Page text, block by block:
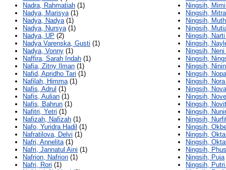
Nadra, Rahmatiah (1)
Nadya, Marisya(1)
Nadya, Nadya(1)
Nadya, Nursya(1)
Nadya, UP (2)
Nadya Varenska, Gusti (1)
Nadya, Vonny (1)
Naffira, Sarah Indah (1)
Nafia, Zitny Ilman (1)
Nafid, Apridho Tari (1)
Nafilah, Himma(1)
Nafis, Adrul (1)
Nafis, Aulian (1)
Nafis, Bahrun (1)
Nafitri, Yetri (1)
Nafizah, Nafizah (1)
Nafo, Yuridra Hadil (1)
Nafratilova, Delvi (1)
Nafri, Annelita(1)
Nafri, Jannatul Aini (1)
Nafrion, Nafrion (1)
Nafri, Rori (1)
Ningsih,
Ningsih,
Ningsih,
Ningsih,
Ningsih,
Ningsih,
Ningsih,
Ningsih,
Ningsih,
Ningsih,
Ningsih,
Ningsih,
Ningsih,
Ningsih,
Ningsih,
Ningsih,
Ningsih,
Ningsih,
Ningsih,
Ningsih,
Ningsih, Puja
Ningsih,